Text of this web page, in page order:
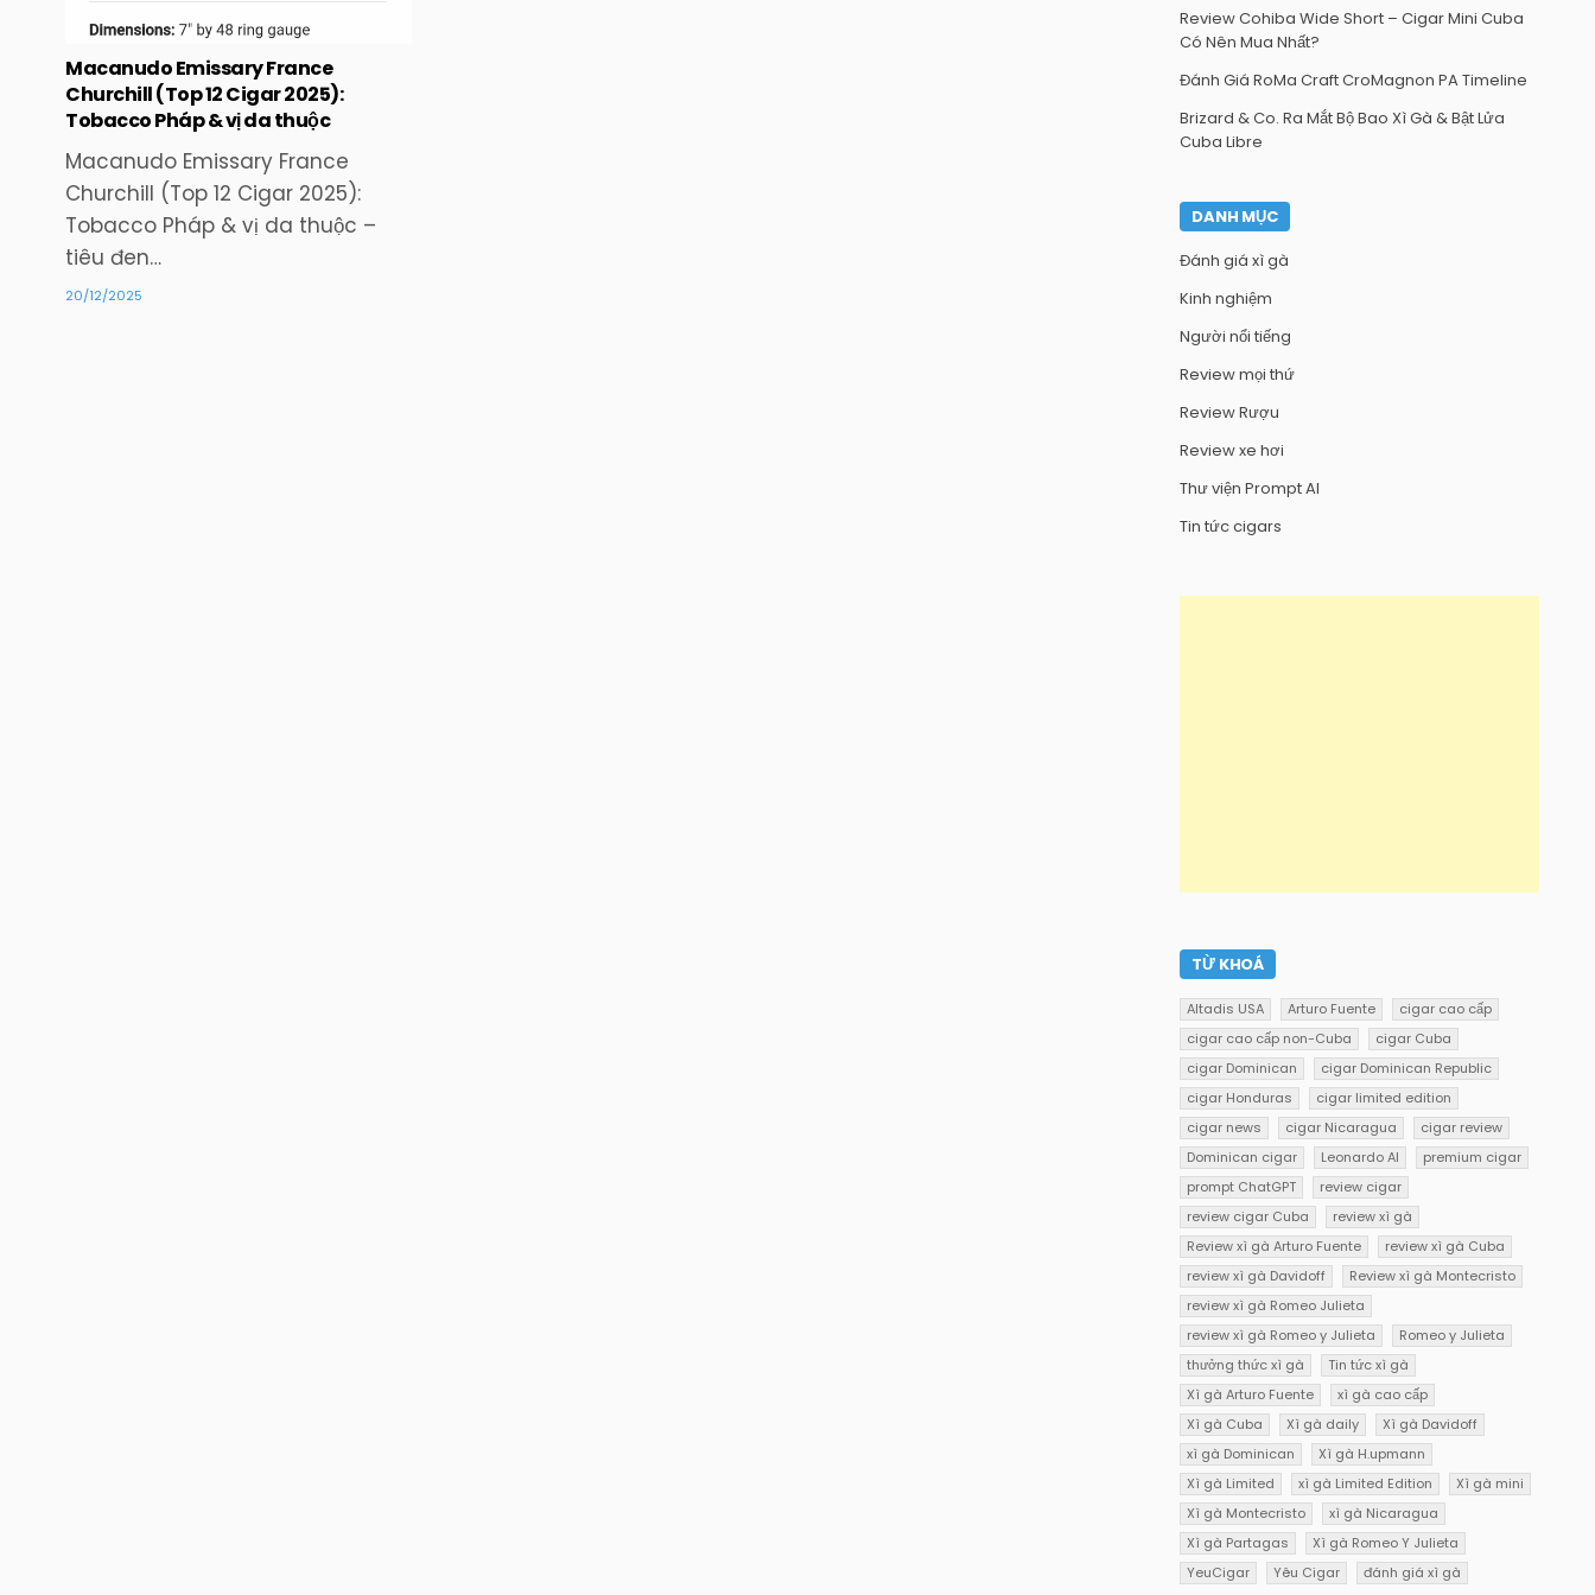
Macanudo Emissary France
Churchill (Top 12 Cigar 2025):
Tobacco Pháp & vị da thuộc
Macanudo Emissary France
Churchill (Top 12 Cigar 2025):
Tobacco Pháp & vị da thuộc –
tiêu đen…
20/12/2025
Review Cohiba Wide Short – Cigar Mini Cuba
Có Nên Mua Nhất?
Đánh Giá RoMa Craft CroMagnon PA Timeline
Brizard & Co. Ra Mắt Bộ Bao Xì Gà & Bật Lửa
Cuba Libre
DANH MỤC
Đánh giá xì gà
Kinh nghiệm
Người nổi tiếng
Review mọi thứ
Review Rượu
Review xe hơi
Thư viện Prompt AI
Tin tức cigars
TỪ KHOÁ
Altadis USA Arturo Fuente
cigar cao cấp
cigar cao cấp non-Cuba
cigar Cuba
cigar Dominican
cigar Dominican Republic
cigar Honduras
cigar limited edition
cigar news
cigar Nicaragua
cigar review
Dominican cigar
Leonardo AI
premium cigar
prompt ChatGPT
review cigar
review cigar Cuba
review xì gà
Review xì gà Arturo Fuente
review xì gà Cuba
review xì gà Davidoff
Review xì gà Montecristo
review xì gà Romeo Julieta
review xì gà Romeo y Julieta
Romeo y Julieta
thưởng thức xì gà
Tin tức xì gà
Xì gà Arturo Fuente
xì gà cao cấp
Xì gà Cuba
Xì gà daily
Xì gà Davidoff
xì gà Dominican
Xì gà H.upmann
Xì gà Limited
xì gà Limited Edition
Xì gà mini
Xì gà Montecristo
xì gà Nicaragua
Xì gà Partagas
Xì gà Romeo Y Julieta
YeuCigar
Yêu Cigar đánh giá xì gà